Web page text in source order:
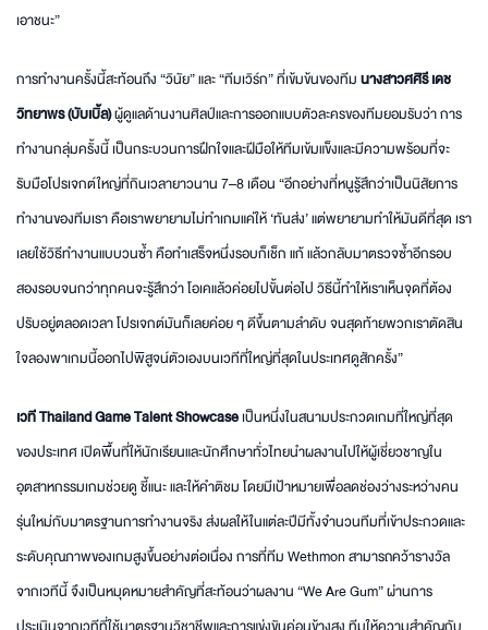
เอาชนะ”
การทำงานครั้งนี้สะท้อนถึง “วินัย” และ “ทีมเวิร์ก” ที่เข้มข้นของทีมนางสาวศศิรี เดช
วิทยาพร (บับเบิ้ล)ผู้ดูแลด้านงานศิลป์และการออกแบบตัวละครของทีมยอมรับว่า การ
ทำงานกลุ่มครั้งนี้ เป็นกระบวนการฝึกใจและฝีมือให้ทีมเข้มแข็งและมีความพร้อมที่จะ
รับมือโปรเจกต์ใหญ่ที่กินเวลายาวนาน 7–8 เดือน “อีกอย่างที่หนูรู้สึกว่าเป็นนิสัยการ
ทำงานของทีมเรา คือเราพยายามไม่ทำเกมแค่ให้ ‘ทันส่ง’ แต่พยายามทำให้มันดีที่สุด เรา
เลยใช้วิธีทำงานแบบวนซ้ำ คือทำเสร็จหนึ่งรอบก็เช็ก แก้ แล้วกลับมาตรวจซ้ำอีกรอบ
สองรอบจนกว่าทุกคนจะรู้สึกว่า โอเคแล้วค่อยไปขั้นต่อไป วิธีนี้ทำให้เราเห็นจุดที่ต้อง
ปรับอยู่ตลอดเวลา โปรเจกต์มันก็เลยค่อย ๆ ดีขึ้นตามลำดับ จนสุดท้ายพวกเราตัดสิน
ใจลองพาเกมนี้ออกไปพิสูจน์ตัวเองบนเวทีที่ใหญ่ที่สุดในประเทศดูสักครั้ง”
เวทีThailand Game Talent Showcaseเป็นหนึ่งในสนามประกวดเกมที่ใหญ่ที่สุด
ของประเทศ เปิดพื้นที่ให้นักเรียนและนักศึกษาทั่วไทยนำผลงานไปให้ผู้เชี่ยวชาญใน
อุตสาหกรรมเกมช่วยดู ชี้แนะ และให้คำติชม โดยมีเป้าหมายเพื่อลดช่องว่างระหว่างคน
รุ่นใหม่กับมาตรฐานการทำงานจริง ส่งผลให้ในแต่ละปีมีทั้งจำนวนทีมที่เข้าประกวดและ
ระดับคุณภาพของเกมสูงขึ้นอย่างต่อเนื่อง การที่ทีม Wethmon สามารถคว้ารางวัล
จากเวทีนี้ จึงเป็นหมุดหมายสำคัญที่สะท้อนว่าผลงาน “We Are Gum” ผ่านการ